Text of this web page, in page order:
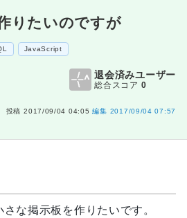
りたいのですが
JavaScript
退会済みユーザー
総合スコア 0
投稿 2017/09/04 04:05 編集 2017/09/04 07:57
な掲示板を作りたいです。